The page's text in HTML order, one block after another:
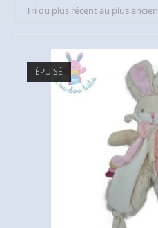
Tri du plus récent au plus ancien
ÉPUISÉ